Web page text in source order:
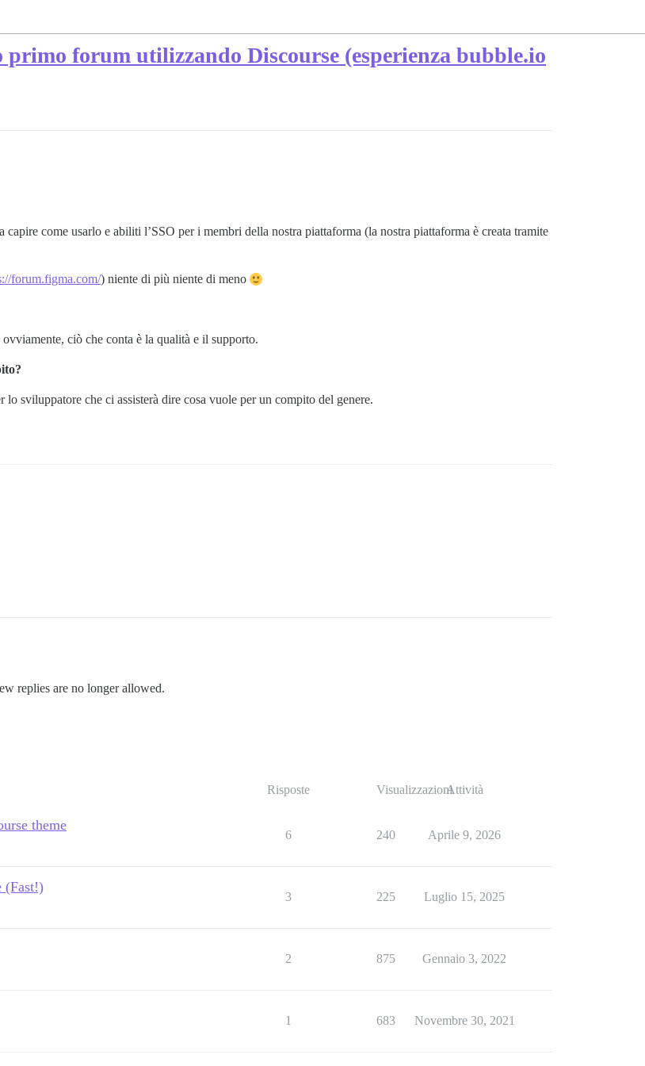
forum utilizzando Discourse (esperienza bubble.io
come usarlo e abiliti l’SSO per i membri della nostra piattaforma (la nostra piattaforma è creata tramite
forum.figma.com/) niente di più niente di meno
ciò che conta è la qualità e il supporto.
sviluppatore che ci assisterà dire cosa vuole per un compito del genere.
replies are no longer allowed.
Risposte VisualizzazioniAttività
theme
6 240 Aprile 9, 2026
(Fast!)
3 225 Luglio 15, 2025
2 875 Gennaio 3, 2022
1 683 Novembre 30, 2021